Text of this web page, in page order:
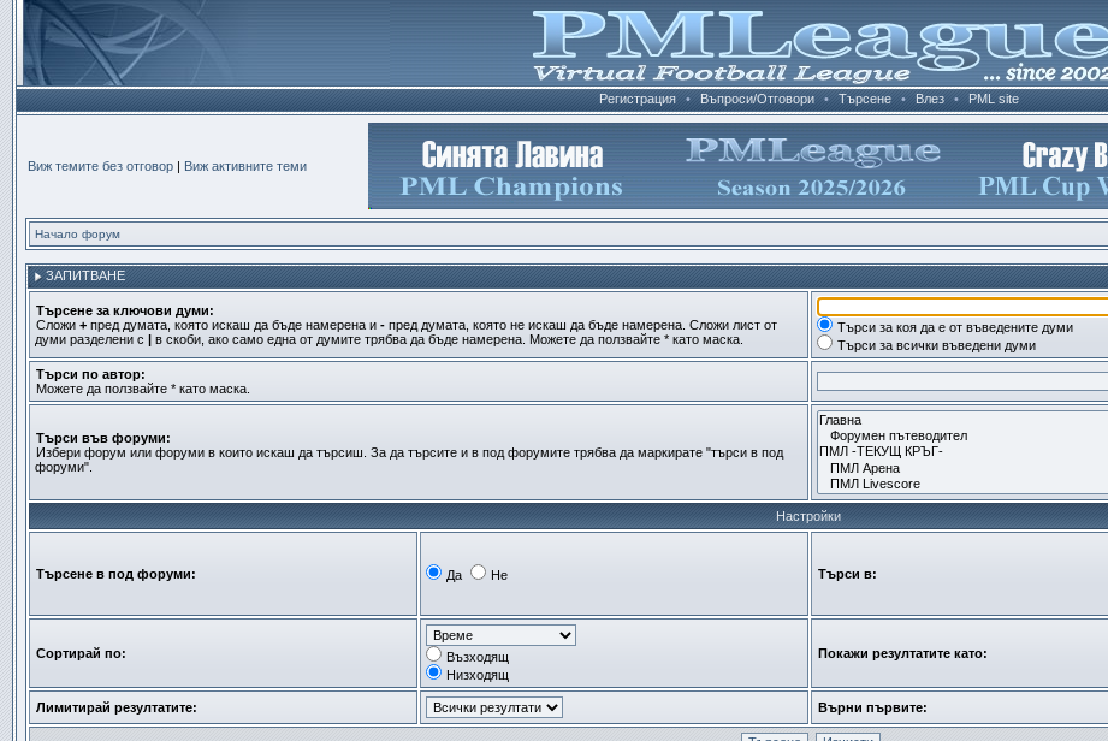
Регистрация • Въпроси/Отговори • Търсене • Влез • PML site
Виж темите без отговор | Виж активните теми
Начало форум
ЗАПИТВАНЕ
Търсене за ключови думи:
Сложи + пред думата, която искаш да бъде намерена и - пред думата, която не искаш да бъде намерена. Сложи лист от
думи разделени с | в скоби, ако само една от думите трябва да бъде намерена. Можете да ползвайте * като маска.
Търси за коя да е от въведените думи
Търси за всички въведени думи
Търси по автор:
Можете да ползвайте * като маска.
Търси във форуми:
Избери форум или форуми в които искаш да търсиш. За да търсите и в под форумите трябва да маркирате "търси в под
форуми".
Настройки
Търсене в под форуми: Да Не Търси в:
Сортирай по:
Възходящ
Низходящ
Покажи резултатите като:
Лимитирай резултатите: Върни първите: